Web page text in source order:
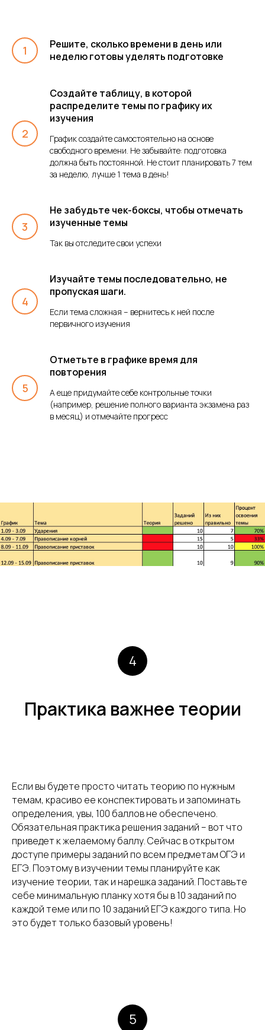
Решите, сколько времени в день или
неделю готовы уделять подготовке
Создайте таблицу, в которой
распределите темы по графику их
изучения
График создайте самостоятельно на основе
свободного времени. Не забывайте: подготовка
должна быть постоянной. Не стоит планировать 7 тем
за неделю, лучше 1 тема в день!
Не забудьте чек-боксы, чтобы отмечать
изученные темы
Так вы отследите свои успехи
Изучайте темы последовательно, не
пропуская шаги.
Если тема сложная – вернитесь к ней после
первичного изучения
Отметьте в графике время для
повторения
А еще придумайте себе контрольные точки
(например, решение полного варианта экзамена раз
в месяц) и отмечайте прогресс
4
Практика важнее теории
Если вы будете просто читать теорию по нужным
темам, красиво ее конспектировать и запоминать
определения, увы, 100 баллов не обеспечено.
Обязательная практика решения заданий – вот что
приведет к желаемому баллу. Сейчас в открытом
доступе примеры заданий по всем предметам ОГЭ и
ЕГЭ. Поэтому в изучении темы планируйте как
изучение теории, так и нарешка заданий. Поставьте
себе минимальную планку хотя бы в 10 заданий по
каждой теме или по 10 заданий ЕГЭ каждого типа. Но
это будет только базовый уровень!
5